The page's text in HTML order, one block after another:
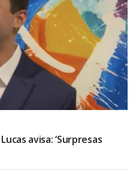
avisa: ‘Surpresas